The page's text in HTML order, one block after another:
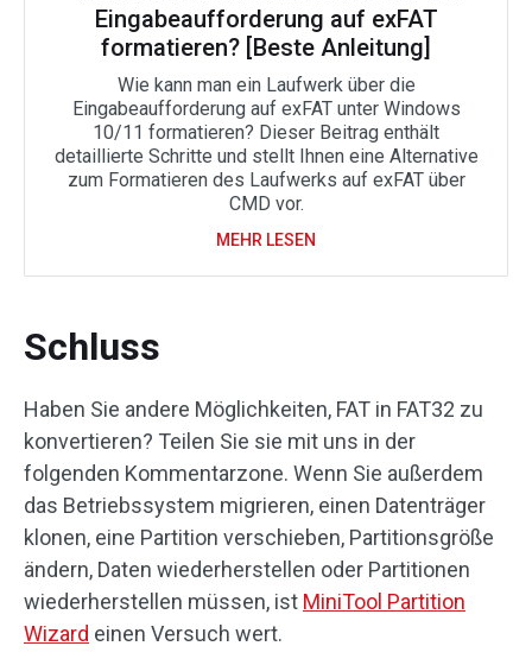
Eingabeaufforderung auf exFAT
formatieren? [Beste Anleitung]
Wie kann man ein Laufwerk über die
Eingabeaufforderung auf exFAT unter Windows
10/11 formatieren? Dieser Beitrag enthält
detaillierte Schritte und stellt Ihnen eine Alternative
zum Formatieren des Laufwerks auf exFAT über
CMD vor.
MEHR LESEN
Schluss
Haben Sie andere Möglichkeiten, FAT in FAT32 zu
konvertieren? Teilen Sie sie mit uns in der
folgenden Kommentarzone. Wenn Sie außerdem
das Betriebssystem migrieren, einen Datenträger
klonen, eine Partition verschieben, Partitionsgröße
ändern, Daten wiederherstellen oder Partitionen
wiederherstellen müssen, ist MiniTool Partition
Wizard einen Versuch wert.